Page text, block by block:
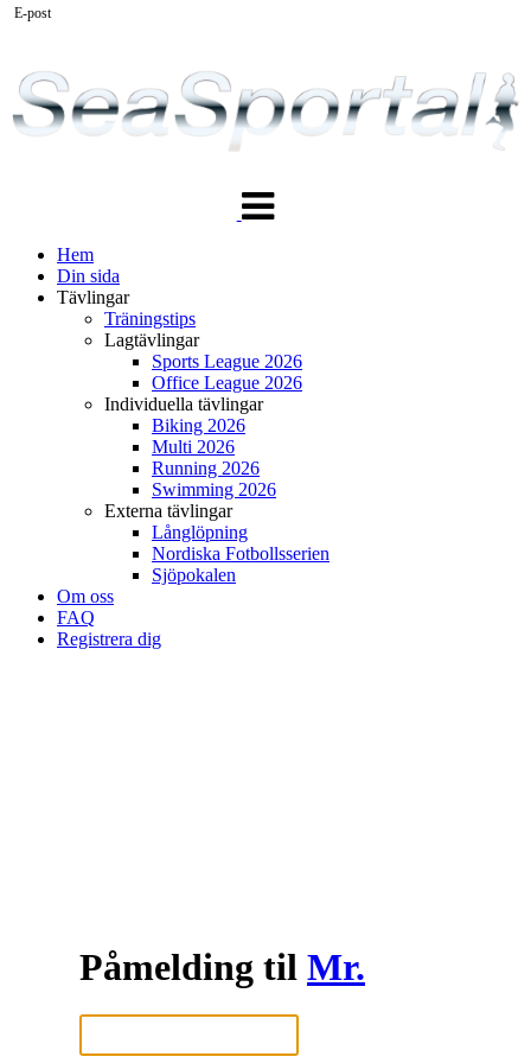
navigering
Hem
Din sida
Tävlingar
Träningstips
Lagtävlingar
Sports League 2026
Office League 2026
Individuella tävlingar
Biking 2026
Multi 2026
Running 2026
Swimming 2026
Externa tävlingar
Långlöpning
Nordiska Fotbollsserien
Sjöpokalen
Om oss
FAQ
Registrera dig
Påmelding til Mr.
E-post